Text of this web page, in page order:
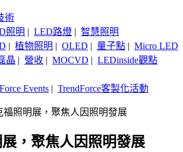
術
照明 | LED路燈 | 智慧照明
| 植物照明 | OLED | 量子點 | Micro LED
晶 | 營收 | MOCVD | LEDinside觀點
Events | TrendForce客製化活動
福照明展，聚焦人因照明發展
，聚焦人因照明發展